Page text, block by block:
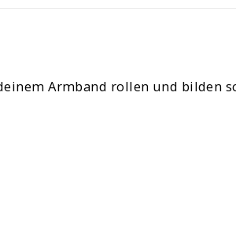
Armband rollen und bilden